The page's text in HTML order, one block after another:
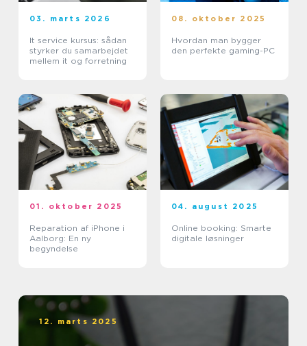
03. marts 2026
It service kursus: sådan
styrker du samarbejdet
mellem it og forretning
08. oktober 2025
Hvordan man bygger
den perfekte gaming-PC
01. oktober 2025
Reparation af iPhone i
Aalborg: En ny
begyndelse
04. august 2025
Online booking: Smarte
digitale løsninger
12. marts 2025